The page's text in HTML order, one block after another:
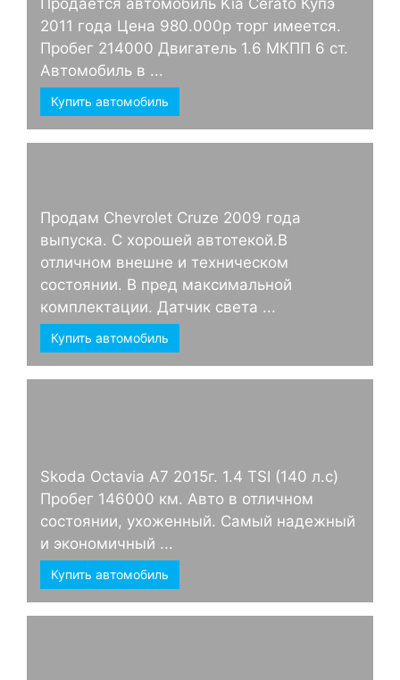
2011 года Цена 980.000р торг имеется.
Пробег 214000 Двигатель 1.6 МКПП 6 ст.
Автомобиль в ...
Купить автомобиль
Продам Chevrolet Cruze 2009 года
выпуска. С хорошей автотекой.В
отличном внешне и техническом
состоянии. В пред максимальной
комплектации. Датчик света ...
Купить автомобиль
Skoda Octavia А7 2015г. 1.4 TSI (140 л.с)
Пробег 146000 км. Авто в отличном
состоянии, ухоженный. Самый надежный
и экономичный ...
Купить автомобиль